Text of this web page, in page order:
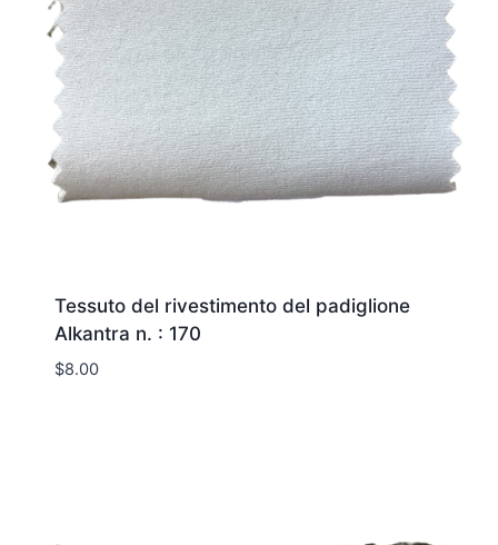
Tessuto del rivestimento del padiglione
Alkantra n. : 170
$8.00